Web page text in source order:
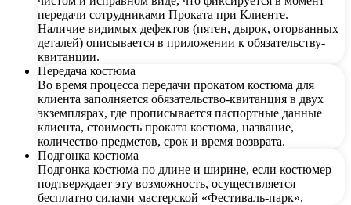
передачи сотрудниками Проката при Клиенте.
Наличие видимых дефектов (пятен, дырок, оторванных
деталей) описывается в приложении к обязательству-
квитанции.
Передача костюма
Во время процесса передачи прокатом костюма для
клиента заполняется обязательство-квитанция в двух
экземплярах, где прописывается паспортные данные
клиента, стоимость проката костюма, название,
количество предметов, срок и время возврата.
Подгонка костюма
Подгонка костюма по длине и ширине, если костюмер
подтверждает эту возможность, осуществляется
бесплатно силами мастерской «Фестиваль-парк».